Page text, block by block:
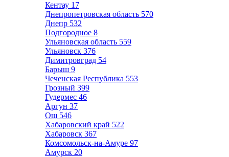
Кентау 17
Днепропетровская область 570
Днепр 532
Подгородное 8
Ульяновская область 559
Ульяновск 376
Димитровград 54
Барыш 9
Чеченская Республика 553
Грозный 399
Гудермес 46
Аргун 37
Ош 546
Хабаровский край 522
Хабаровск 367
Комсомольск-на-Амуре 97
Амурск 20